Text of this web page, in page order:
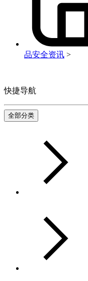
品安全资讯 >
快捷导航
全部分类